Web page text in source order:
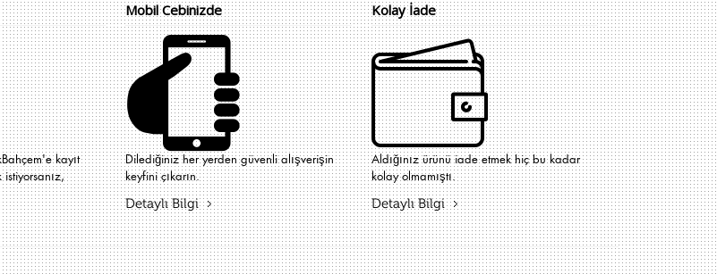
kayıt
Mobil Cebinizde
Dilediğiniz her yerden güvenli alışverişin
keyfini çıkarın.
Detaylı Bilgi
Kolay İade
Aldığınız ürünü iade etmek hiç bu kadar
kolay olmamıştı.
Detaylı Bilgi